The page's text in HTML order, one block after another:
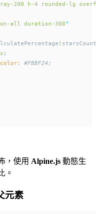
200 h-4 rounded-lg
all duration-300"
( starsCount
;
color:
#FBBF24;
，使用 Alpine.js 動態生
。
元素